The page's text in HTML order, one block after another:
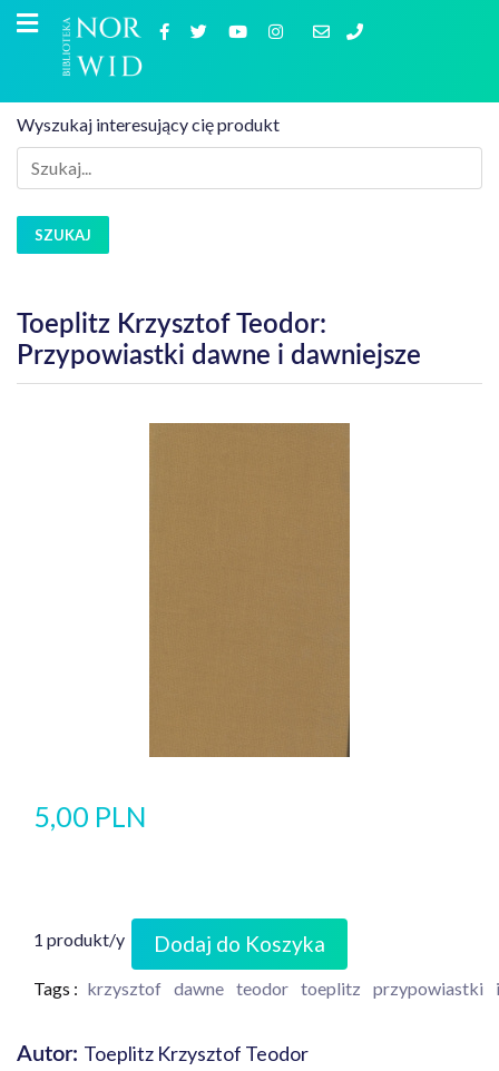
Wyszukaj interesujący cię produkt
SZUKAJ
Toeplitz Krzysztof Teodor:
Przypowiastki dawne i dawniejsze
5,00 PLN
1 produkt/y Dodaj do Koszyka
Tags : krzysztof dawne teodor toeplitz przypowiastki
Autor: Toeplitz Krzysztof Teodor